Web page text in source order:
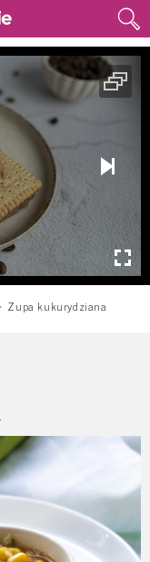
Zupa kukurydziana